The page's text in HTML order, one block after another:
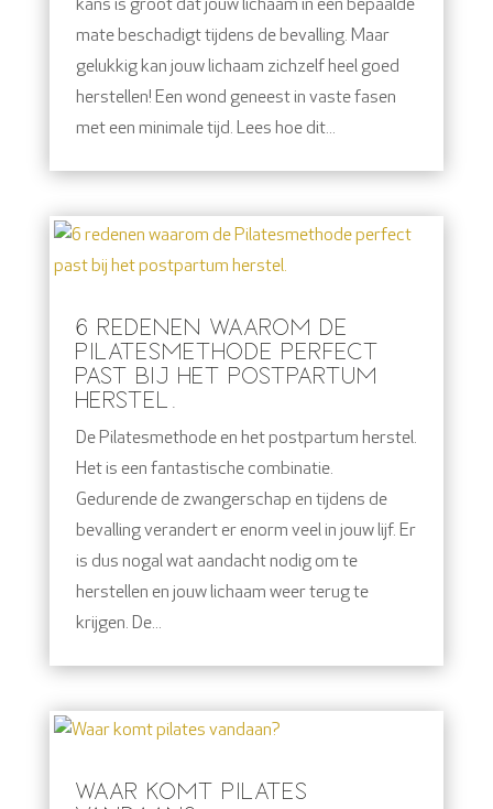
kans is groot dat jouw lichaam in een bepaalde
mate beschadigt tijdens de bevalling. Maar
gelukkig kan jouw lichaam zichzelf heel goed
herstellen! Een wond geneest in vaste fasen
met een minimale tijd. Lees hoe dit...
6 REDENEN WAAROM DE
PILATESMETHODE PERFECT
PAST BIJ HET POSTPARTUM
HERSTEL.
De Pilatesmethode en het postpartum herstel.
Het is een fantastische combinatie.
Gedurende de zwangerschap en tijdens de
bevalling verandert er enorm veel in jouw lijf. Er
is dus nogal wat aandacht nodig om te
herstellen en jouw lichaam weer terug te
krijgen. De...
WAAR KOMT PILATES